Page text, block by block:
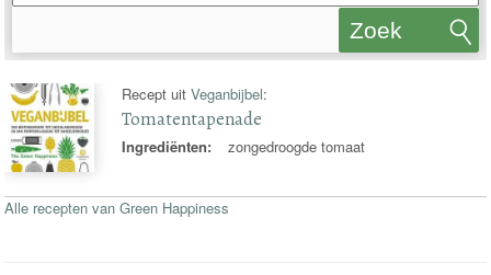
Zoek
Recept uitVeganbijbel:
Tomatentapenade
Ingrediënten: zongedroogde tomaat
Alle recepten van Green Happiness